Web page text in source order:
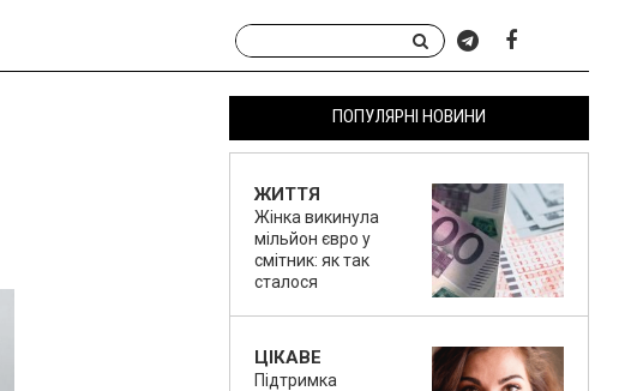
ПОПУЛЯРНІ НОВИНИ
ЖИТТЯ
Жінка викинула
мільйон євро у
смітник: як так
сталося
ЦІКАВЕ
Підтримка